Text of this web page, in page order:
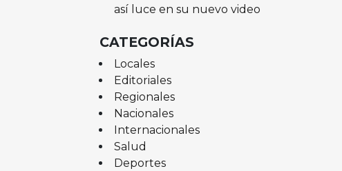
así luce en su nuevo video
CATEGORÍAS
Locales
Editoriales
Regionales
Nacionales
Internacionales
Salud
Deportes